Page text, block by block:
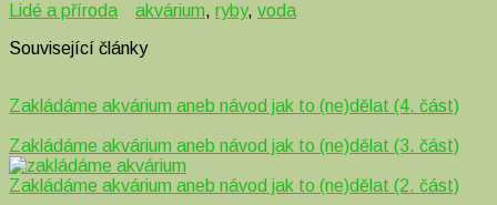
Lidé a příroda
akvárium, ryby, voda
Související články
Zakládáme akvárium aneb návod jak to (ne)dělat (4. část)
Zakládáme akvárium aneb návod jak to (ne)dělat (3. část)
Zakládáme akvárium aneb návod jak to (ne)dělat (2. část)